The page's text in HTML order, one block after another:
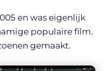
en was eigenlijk
populaire film.
gemaakt.